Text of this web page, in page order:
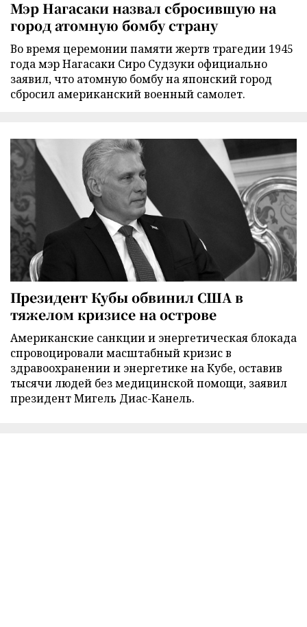
Мэр Нагасаки назвал сбросившую на
город атомную бомбу страну
Во время церемонии памяти жертв трагедии 1945
года мэр Нагасаки Сиро Судзуки официально
заявил, что атомную бомбу на японский город
сбросил американский военный самолет.
Президент Кубы обвинил США в
тяжелом кризисе на острове
Американские санкции и энергетическая блокада
спровоцировали масштабный кризис в
здравоохранении и энергетике на Кубе, оставив
тысячи людей без медицинской помощи, заявил
президент Мигель Диас-Канель.